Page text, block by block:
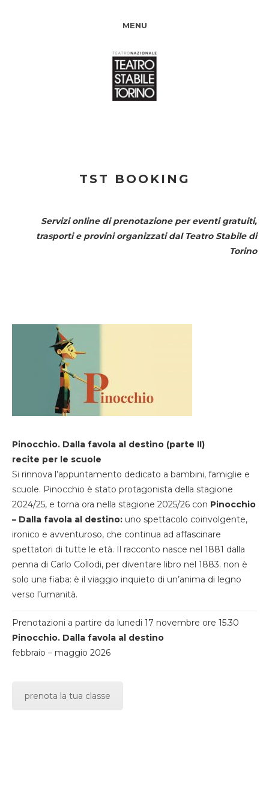
MENU
TST BOOKING
Servizi online di prenotazione per eventi gratuiti,
trasporti e provini organizzati dal Teatro Stabile di
Torino
Pinocchio. Dalla favola al destino (parte II)
recite per le scuole
Si rinnova l’appuntamento dedicato a bambini, famiglie e
scuole. Pinocchio è stato protagonista della stagione
2024/25, e torna ora nella stagione 2025/26 con Pinocchio
– Dalla favola al destino: uno spettacolo coinvolgente,
ironico e avventuroso, che continua ad affascinare
spettatori di tutte le età. Il racconto nasce nel 1881 dalla
penna di Carlo Collodi, per diventare libro nel 1883. non è
solo una fiaba: è il viaggio inquieto di un’anima di legno
verso l’umanità.
Prenotazioni a partire da lunedi 17 novembre ore 15.30
Pinocchio. Dalla favola al destino
febbraio – maggio 2026
prenota la tua classe